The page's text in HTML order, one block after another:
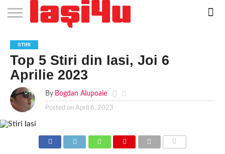
STIRI
APARTAMENTE
NOI IASI
STIRI
IASI
JOBS
IN
IASI
FILME
LA
CINEMA
CLUBURI /
DISCOTECI
BARURI /
CAFENELE
SALI DE
FORTA
SI
FITNESS
SALOANE DE
INFRUMUSETARE
AGENTII
DE
TURISM
IASI
RESTAURANTE
IN IASI
PIZZA
IN
IASI
PISCINA
IN IASI
FLORARII
RADIO
LIVE
IN
IASI
SPALATORII
AUTO
TRACTARI
AUTO
TAXI
IN
IASI
CINEMA
TEATRU
HOTELURI
/
PENSIUNI
TEREN
SPORTIV
TEREN
TENIS
IASI
FARMACII
NON
STOP
COFFEE-
TO-GO
FIRME DE
PUBLICITATE
RENT
A
CAR
STIRI
Top 5 Stiri din Iasi, Joi 6
Aprilie 2023
By Bogdan Alupoaie
Posted on April 6, 2023